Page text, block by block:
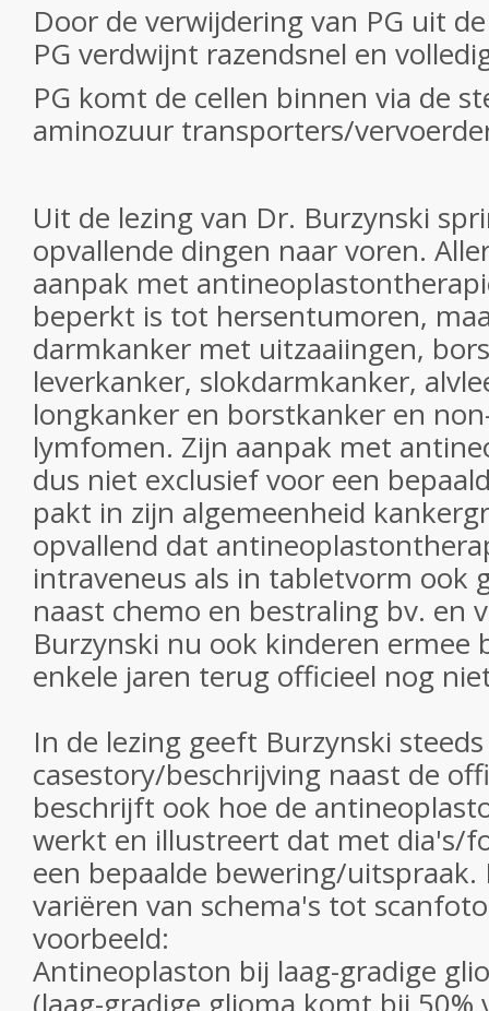
Door de verwijdering van PG uit
PG verdwijnt razendsnel en
PG komt de cellen binnen via de
aminozuur transporters/
Uit de lezing van Dr. Burzynski
opvallende dingen naar voren.
aanpak met
beperkt is tot hersentumoren,
darmkanker met uitzaaiingen,
leverkanker, slokdarmkanker,
longkanker en borstkanker en
lymfomen. Zijn aanpak met
dus niet exclusief voor een
pakt in zijn algemeenheid
opvallend dat
intraveneus als in tabletvorm ook
naast chemo en bestraling bv. en
Burzynski nu ook kinderen ermee
enkele jaren terug officieel nog
In de lezing geeft Burzynski
casestory/beschrijving naast de
beschrijft ook hoe de
werkt en illustreert dat met dia's/
een bepaalde bewering/uitspraak.
variëren van schema's tot
voorbeeld:
Antineoplaston bij laag-gradige